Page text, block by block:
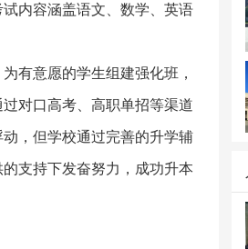
内容涵盖语文、数学、英语
有意愿的学生组建强化班，
对口高考、高职单招等渠道
，但学校通过完善的升学辅
支持下发奋努力，成功升本